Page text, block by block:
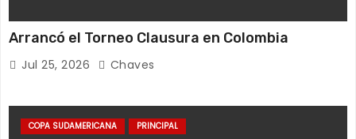
Arrancó el Torneo Clausura en Colombia
Jul 25, 2026 Chaves
COPA SUDAMERICANA PRINCIPAL